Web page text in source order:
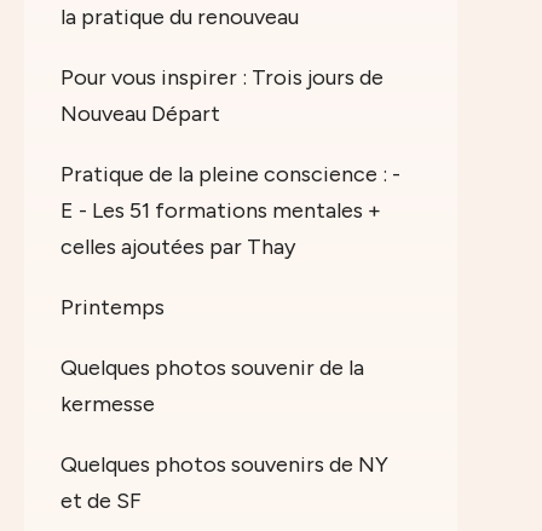
la pratique du renouveau
Pour vous inspirer : Trois jours de
Nouveau Départ
Pratique de la pleine conscience : -
E - Les 51 formations mentales +
celles ajoutées par Thay
Printemps
Quelques photos souvenir de la
kermesse
Quelques photos souvenirs de NY
et de SF